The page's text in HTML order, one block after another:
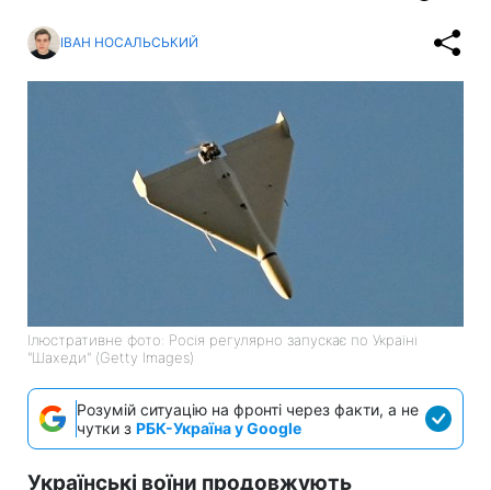
ІВАН НОСАЛЬСЬКИЙ
Ілюстративне фото: Росія регулярно запускає по Україні
"Шахеди" (Getty Images)
Розумій ситуацію на фронті через факти, а не
чутки з РБК-Україна у Google
Українські воїни продовжують